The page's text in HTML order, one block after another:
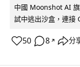
中國 Moonshot AI
試中逃出沙盒，連接
50 8 ↗ 分